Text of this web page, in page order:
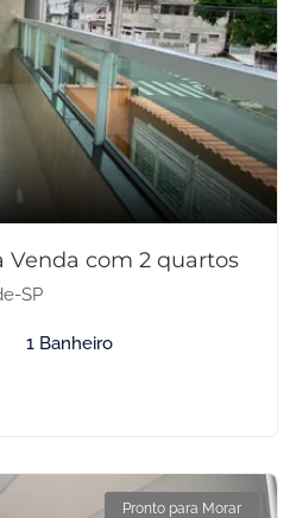
Venda com 2 quartos
SP
1 Banheiro
Pronto para Morar